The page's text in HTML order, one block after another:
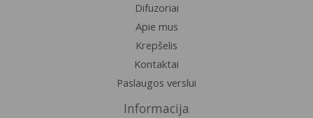
Difuzoriai
Apie mus
Krepšelis
Kontaktai
Paslaugos verslui
Informacija